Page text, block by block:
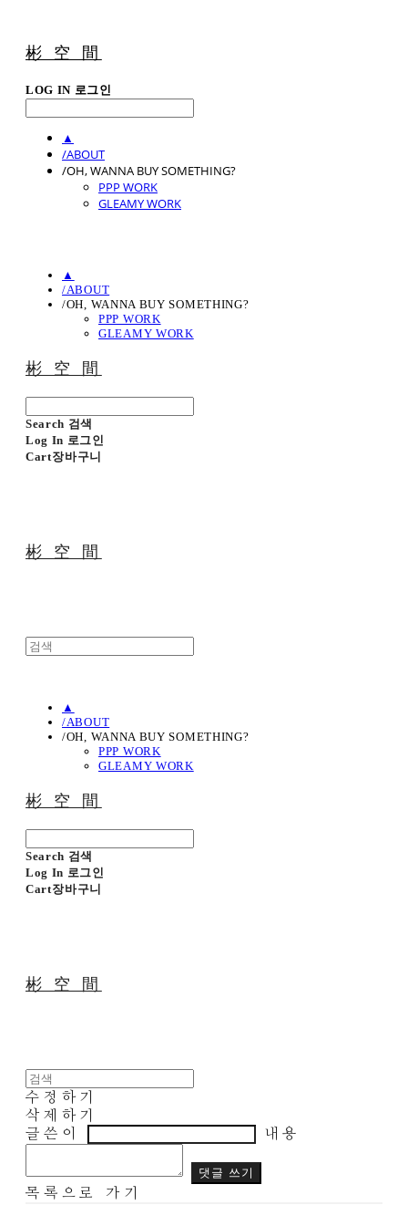
彬 空 間
LOG IN 로그인
▲
/ABOUT
/OH, WANNA BUY SOMETHING?
PPP WORK
GLEAMY WORK
▲
/ABOUT
/OH, WANNA BUY SOMETHING?
PPP WORK
GLEAMY WORK
彬 空 間
Search 검색
Log In 로그인
Cart장바구니
彬 空 間
▲
/ABOUT
/OH, WANNA BUY SOMETHING?
PPP WORK
GLEAMY WORK
彬 空 間
Search 검색
Log In 로그인
Cart장바구니
彬 空 間
수정하기
삭제하기
글쓴이
내용
댓글 쓰기
목록으로 가기